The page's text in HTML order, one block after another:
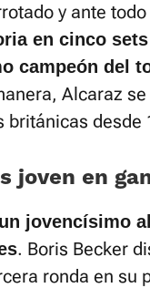
y ante
en cinco sets
campeón del
Alcaraz
británicas desde
joven en
un jovencísimo
. Boris Becker
ronda en su